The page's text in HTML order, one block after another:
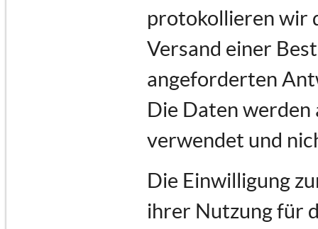
protokollieren wir
Versand einer
angeforderten
Die Daten
verwendet und
Die Einwilligung
ihrer Nutzung für